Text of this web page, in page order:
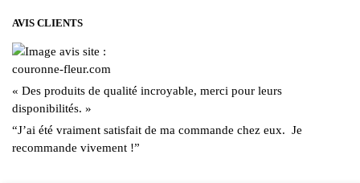
AVIS CLIENTS
« Des produits de qualité incroyable, merci pour leurs
disponibilités. »
“J’ai été vraiment satisfait de ma commande chez eux. Je
recommande vivement !”